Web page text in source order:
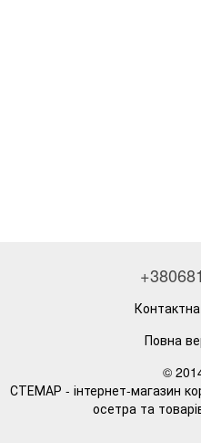
Повна
©
СТЕМАР - інтернет-магазин
осетра та